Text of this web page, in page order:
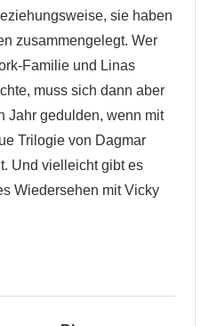
sie haben
zusammengelegt. Wer
Familie und Linas
muss sich dann aber
Jahr gedulden, wenn mit
Trilogie von Dagmar
Und vielleicht gibt es
Wiedersehen mit Vicky